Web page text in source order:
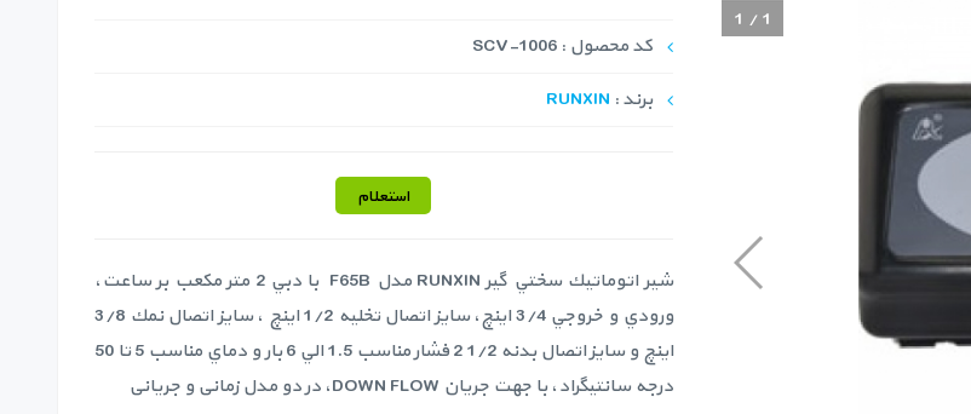
1 /1
کد محصول : SCV-1006
برند : RUNXIN
استعلام
شير اتوماتيك سختي گير RUNXIN مدل F65B با دبي 2 متر مكعب بر ساعت،
ورودي و خروجي 3/4 اينچ، سايز اتصال تخليه 1/2 اينچ ، سايز اتصال نمك 3/8
اينچ و سايز اتصال بدنه 1/2 2 فشار مناسب 1.5 الي 6 بار و دماي مناسب 5 تا 50
درجه سانتيگراد، با جهت جريان DOWN FLOW، در دو مدل زمانی و جریانی